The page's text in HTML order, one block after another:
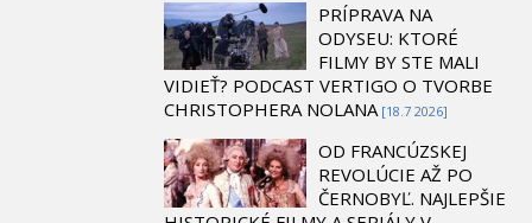
PRÍPRAVA NA
ODYSEU: KTORÉ
FILMY BY STE MALI
VIDIEŤ? PODCAST VERTIGO O TVORBE
CHRISTOPHERA NOLANA [18.7 2026]
OD FRANCÚZSKEJ
REVOLÚCIE AŽ PO
ČERNOBYĽ. NAJLEPŠIE